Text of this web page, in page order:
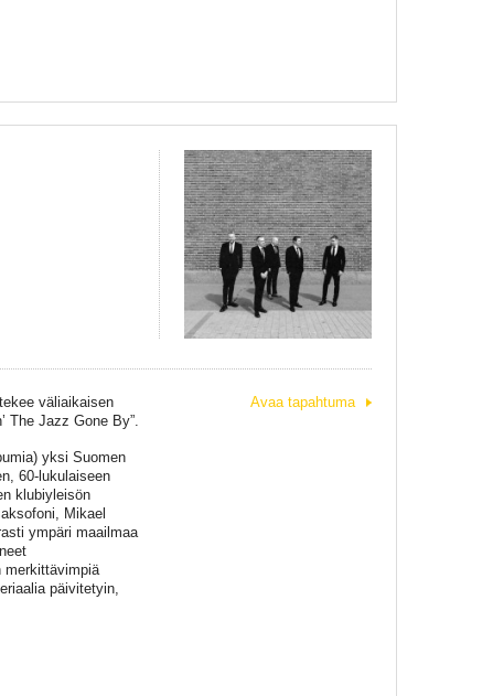
väliaikaisen
The Jazz Gone By”.
yksi Suomen
60-lukulaiseen
klubiyleisön
Mikael
ympäri maailmaa
merkittävimpiä
päivitetyin,
Avaa tapahtuma